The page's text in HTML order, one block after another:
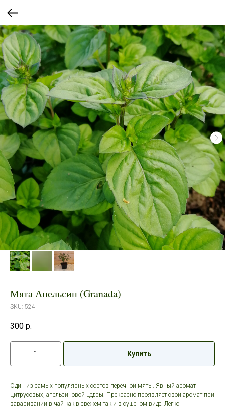
Мята Апельсин (Granada)
SKU: 524
300 р.
Купить
Один из самых популярных сортов перечной мяты. Явный аромат
цитрусовых, апельсиновой цедры. Прекрасно проявляет свой аромат при
заваривании в чай как в свежем так и в сушеном виде. Легко